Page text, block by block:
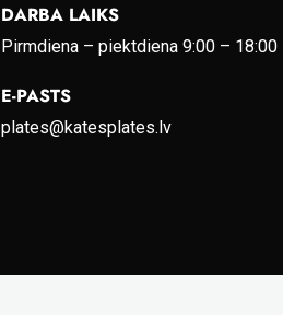
DARBA LAIKS
Pirmdiena – piektdiena 9:00 – 18:00
E-PASTS
plates@katesplates.lv